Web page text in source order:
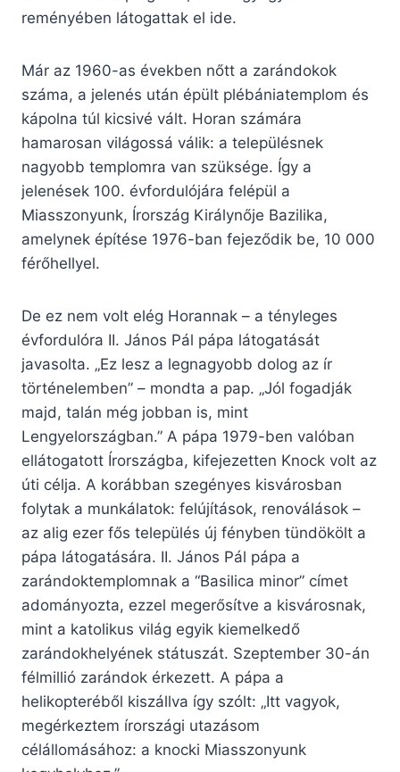
reményében látogattak el ide.
Már az 1960-as években nőtt a zarándokok
száma, a jelenés után épült plébániatemplom és
kápolna túl kicsivé vált. Horan számára
hamarosan világossá válik: a településnek
nagyobb templomra van szüksége. Így a
jelenések 100. évfordulójára felépül a
Miasszonyunk, Írország Királynője Bazilika,
amelynek építése 1976-ban fejeződik be, 10 000
férőhellyel.
De ez nem volt elég Horannak – a tényleges
évfordulóra II. János Pál pápa látogatását
javasolta. „Ez lesz a legnagyobb dolog az ír
történelemben” – mondta a pap. „Jól fogadják
majd, talán még jobban is, mint
Lengyelországban.” A pápa 1979-ben valóban
ellátogatott Írországba, kifejezetten Knock volt az
úti célja. A korábban szegényes kisvárosban
folytak a munkálatok: felújítások, renoválások –
az alig ezer fős település új fényben tündökölt a
pápa látogatására. II. János Pál pápa a
zarándoktemplomnak a “Basilica minor” címet
adományozta, ezzel megerősítve a kisvárosnak,
mint a katolikus világ egyik kiemelkedő
zarándokhelyének státuszát. Szeptember 30-án
félmillió zarándok érkezett. A pápa a
helikopteréből kiszállva így szólt: „Itt vagyok,
megérkeztem írországi utazásom
célállomásához: a knocki Miasszonyunk